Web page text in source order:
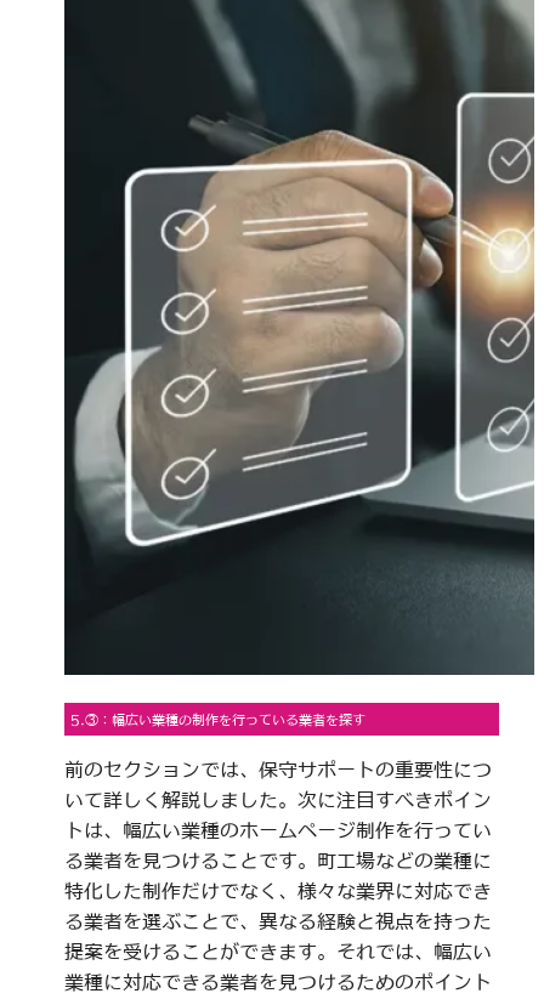
5.③：幅広い業種の制作を行っている業者を探す
前のセクションでは、保守サポートの重要性につ
いて詳しく解説しました。次に注目すべきポイン
トは、幅広い業種のホームページ制作を行ってい
る業者を見つけることです。町工場などの業種に
特化した制作だけでなく、様々な業界に対応でき
る業者を選ぶことで、異なる経験と視点を持った
提案を受けることができます。それでは、幅広い
業種に対応できる業者を見つけるためのポイント